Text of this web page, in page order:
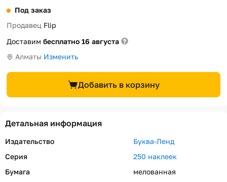
Под заказ
Продавец Flip
Доставим бесплатно 16 августа
Алматы Изменить
Добавить в корзину
Детальная информация
Издательство
Буква-Ленд
Серия
250 наклеек
Бумага
мелованная